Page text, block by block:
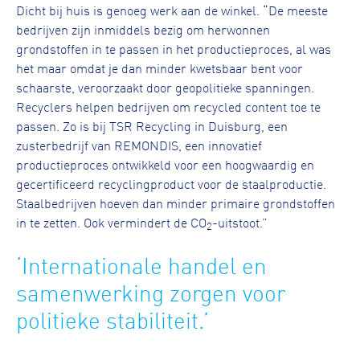
Dicht bij huis is genoeg werk aan de winkel. “De meeste
bedrijven zijn inmiddels bezig om herwonnen
grondstoffen in te passen in het productieproces, al was
het maar omdat je dan minder kwetsbaar bent voor
schaarste, veroorzaakt door geopolitieke spanningen.
Recyclers helpen bedrijven om recycled content toe te
passen. Zo is bij TSR Recycling in Duisburg, een
zusterbedrijf van REMONDIS, een innovatief
productieproces ontwikkeld voor een hoogwaardig en
gecertificeerd recyclingproduct voor de staalproductie.
Staalbedrijven hoeven dan minder primaire grondstoffen
in te zetten. Ook vermindert de CO2-uitstoot.”
‘Internationale handel en
samenwerking zorgen voor
politieke stabiliteit.’